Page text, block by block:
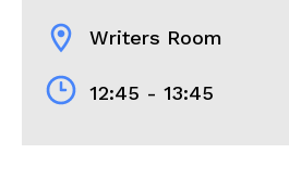
location_on Writers Room
12:45 - 13:45